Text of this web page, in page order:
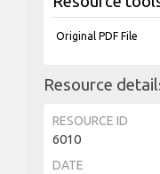
Original PDF File
Resource
RESOURCE ID
6010
DATE